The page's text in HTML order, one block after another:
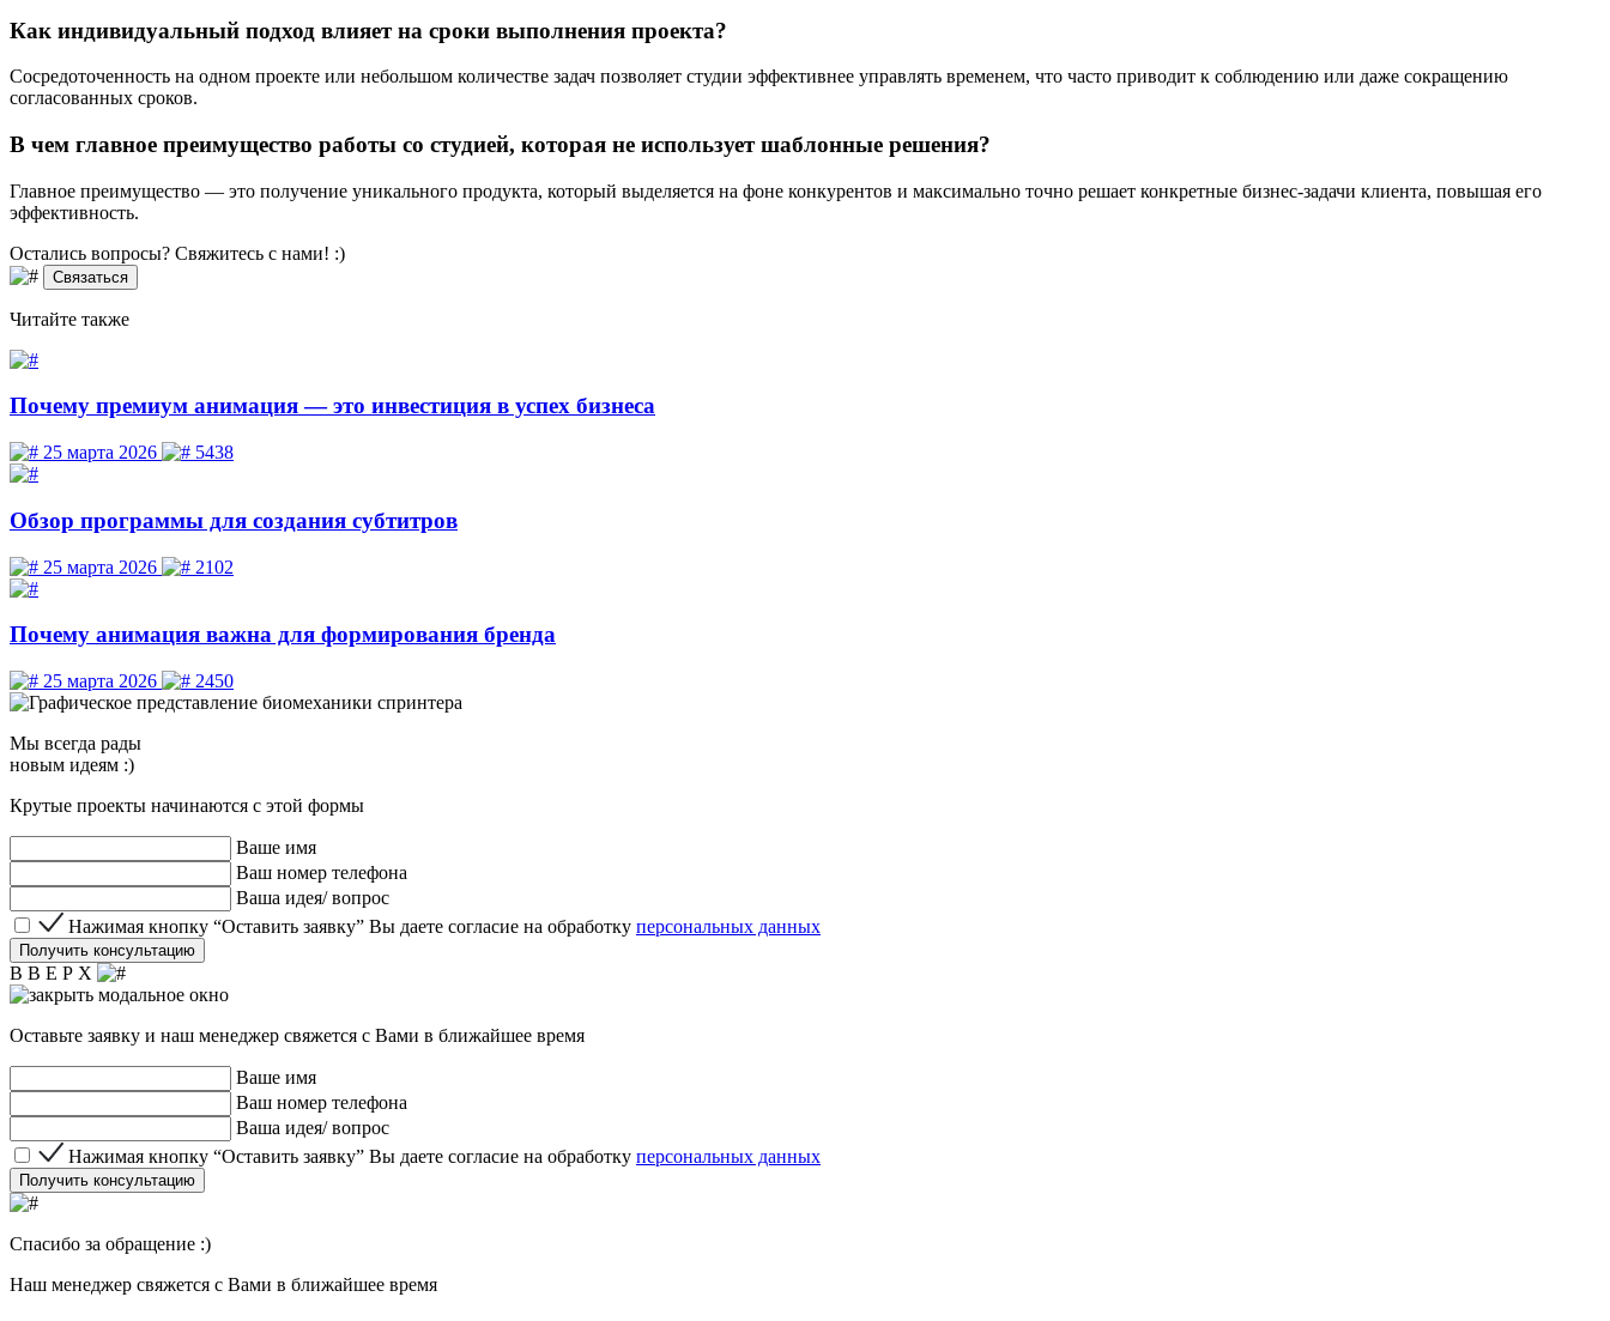
Как индивидуальный подход влияет на сроки выполнения проекта?
Сосредоточенность на одном проекте или небольшом количестве задач позволяет студии эффективнее управлять временем, что часто приводит к соблюдению или даже сокращению
согласованных сроков.
В чем главное преимущество работы со студией, которая не использует шаблонные решения?
Главное преимущество — это получение уникального продукта, который выделяется на фоне конкурентов и максимально точно решает конкретные бизнес-задачи клиента, повышая его
эффективность.
Остались вопросы? Свяжитесь с нами! :)
Связаться
Читайте также
Почему премиум анимация — это инвестиция в успех бизнеса
25 марта 2026 5438
Обзор программы для создания субтитров
25 марта 2026 2102
Почему анимация важна для формирования бренда
25 марта 2026 2450
Мы всегда рады
новым идеям :)
Крутые проекты начинаются с этой формы
Ваше имя
Ваш номер телефона
Ваша идея/ вопрос
Нажимая кнопку “Оставить заявку” Вы даете согласие на обработку персональных данных
Нажимая кнопку “Оставить заявку” Вы даете согласие на обработку персональных данных
Получить консультацию
В В Е Р Х
Оставьте заявку и наш менеджер свяжется с Вами в ближайшее время
Ваше имя
Ваш номер телефона
Ваша идея/ вопрос
Нажимая кнопку “Оставить заявку” Вы даете согласие на обработку персональных данных
Нажимая кнопку “Оставить заявку” Вы даете согласие на обработку персональных данных
Получить консультацию
Спасибо за обращение :)
Наш менеджер свяжется с Вами в ближайшее время